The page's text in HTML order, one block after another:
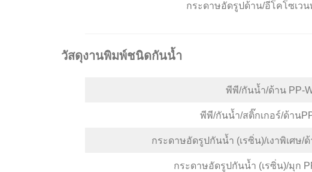
กระดาษอัดรูปด้าน/อีโคโซเวน
วัสดุงานพิมพ์ชนิดกันน้ำ
พีพี/กันน้ำ/ด้าน PP-
พีพี/กันน้ำ/สติ๊กเกอร์/ด้าน
กระดาษอัดรูปกันน้ำ (เรซิ่น)/เงาพิเศษ/
กระดาษอัดรูปกันน้ำ (เรซิ่น)/มุก